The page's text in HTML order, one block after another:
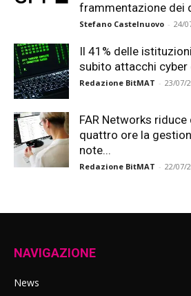
frammentazione dei
Stefano Castelnuovo - 24/
Il 41% delle
subito attacchi
Redazione BitMAT - 23/07/
FAR Networks
quattro ore la
note...
Redazione BitMAT - 22/07/
NAVIGAZIONE
News